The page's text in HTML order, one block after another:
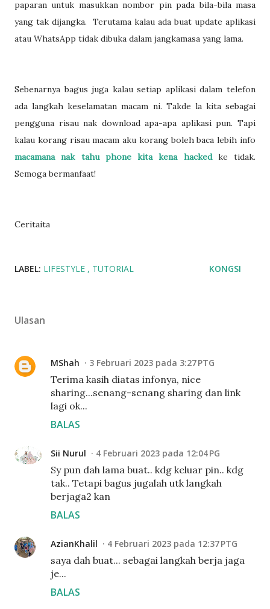
paparan untuk masukkan nombor pin pada bila-bila masa
yang tak dijangka. Terutama kalau ada buat update aplikasi
atau WhatsApp tidak dibuka dalam jangkamasa yang lama.
Sebenarnya bagus juga kalau setiap aplikasi dalam telefon
ada langkah keselamatan macam ni. Takde la kita sebagai
pengguna risau nak download apa-apa aplikasi pun. Tapi
kalau korang risau macam aku korang boleh baca lebih info
macamana nak tahu phone kita kena hackedke tidak.
Semoga bermanfaat!
Ceritaita
LABEL: LIFESTYLE TUTORIAL KONGSI
Ulasan
MShah 3 Februari 2023 pada 3:27 PTG
Terima kasih diatas infonya, nice
sharing...senang-senang sharing dan link
lagi ok...
BALAS
Sii Nurul 4 Februari 2023 pada 12:04 PG
Sy pun dah lama buat.. kdg keluar pin.. kdg
tak.. Tetapi bagus jugalah utk langkah
berjaga2 kan
BALAS
AzianKhalil 4 Februari 2023 pada 12:37 PTG
saya dah buat... sebagai langkah berja jaga
je...
BALAS